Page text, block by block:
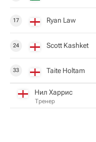
17 Ryan Law
24 Scott Kashket
33 Taite Holtam
Нил Харрис
Тренер